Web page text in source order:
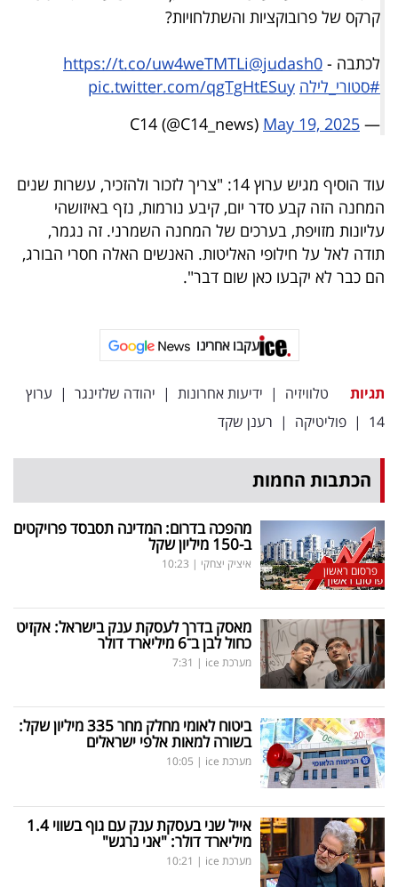
קרקס של פרובוקציות והשתלחויות?
לכתבה - https://t.co/uw4weTMTLi@judash0
#סטורי_לילה pic.twitter.com/qgTgHtESuy
— C14 (@C14_news)
May 19, 2025
עוד הוסיף מגיש ערוץ 14: "צריך לזכור ולהזכיר, עשרות שנים
המחנה הזה קבע סדר יום, קיבע נורמות, נזף באיזושהי
עליונות מזויפת, בערכים של המחנה השמרני. זה נגמר,
תודה לאל על חילופי האליטות. האנשים האלה חסרי הבורג,
הם כבר לא יקבעו כאן שום דבר".
עקבו אחרינו
תגיות טלוויזיה | ידיעות אחרונות | יהודה שלזינגר | ערוץ
14
| פוליטיקה | רענן שקד
הכתבות החמות
פרסום ראשון
מהפכה בדרום: המדינה תסבסד פרויקטים
ב-150 מיליון שקל
איציק יצחקי |
10:23
מאסק בדרך לעסקת ענק בישראל: אקזיט
כחול לבן ב־6 מיליארד דולר
מערכת ice |
7:31
ביטוח לאומי מחלק מחר 335 מיליון שקל:
בשורה למאות אלפי ישראלים
מערכת ice |
10:05
אייל שני בעסקת ענק עם גוף בשווי 1.4
מיליארד דולר: "אני נרגש"
מערכת ice |
10:21